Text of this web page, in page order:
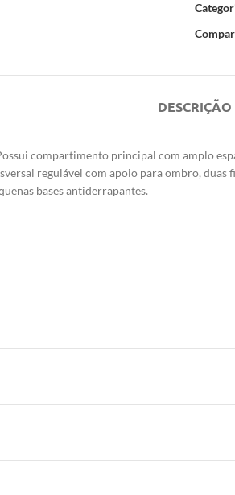
DESCRIÇÃO
compartimento principal com amplo
regulável com apoio para ombro,
bases antiderrapantes.